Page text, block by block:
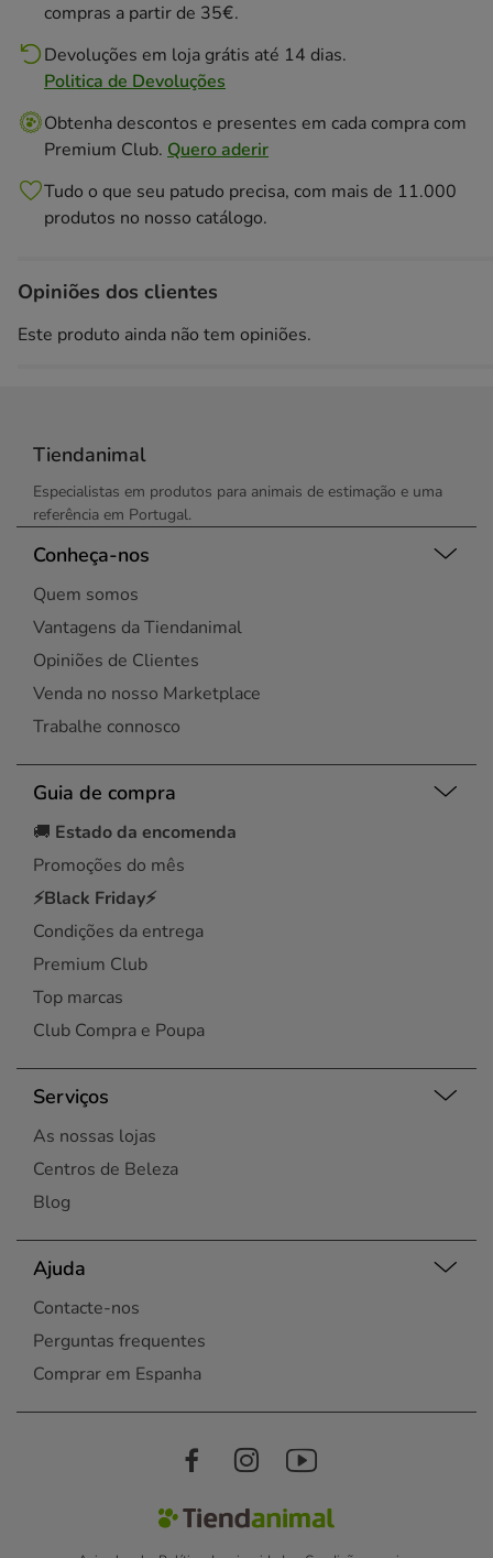
compras a partir de 35€.
Devoluções em loja grátis até 14 dias.
Politica de Devoluções
Obtenha descontos e presentes em cada compra com
Premium Club. Quero aderir
Tudo o que seu patudo precisa, com mais de 11.000
produtos no nosso catálogo.
Opiniões dos clientes
Este produto ainda não tem opiniões.
Tiendanimal
Especialistas em produtos para animais de estimação e uma
referência em Portugal.
Conheça-nos
Quem somos
Vantagens da Tiendanimal
Opiniões de Clientes
Venda no nosso Marketplace
Trabalhe connosco
Guia de compra
🚚 Estado da encomenda
Promoções do mês
⚡Black Friday⚡
Condições da entrega
Premium Club
Top marcas
Club Compra e Poupa
Serviços
As nossas lojas
Centros de Beleza
Blog
Ajuda
Contacte-nos
Perguntas frequentes
Comprar em Espanha